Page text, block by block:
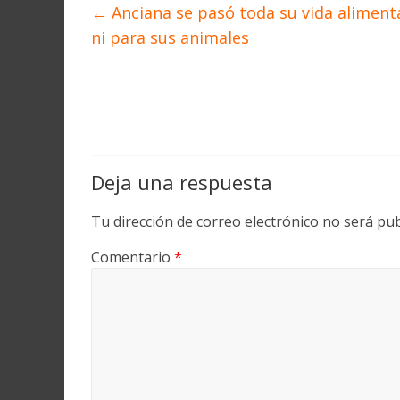
← Anciana se pasó toda su vida
ni para sus animales
Deja una respuesta
Tu dirección de correo electrónico no será
Comentario *